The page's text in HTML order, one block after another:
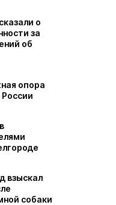
о
за
об
опора
взыскал
собаки